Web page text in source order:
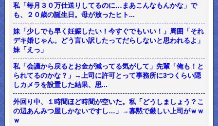
私「毎月３０万仕送りしてるのに…まあこんなもんかな」で
も、２０歳の誕生日。母が放ったヒト...
妹「少しでも早く妊娠したい！今すぐでもいい！」周囲「それ
デキ婚じゃん。どう言い訳したってだらしないと思われるよ」
妹「えっ」
私「会議から戻るとお金が減ってる気がして」先輩「俺も！と
られてるのかな？」→上司に許可とって事務所に3つくらい隠
しカメラを設置した結果、思...
外回り中、１時間ほど時間が空いた。私「どうしましょう？こ
の辺あんみつ屋しかないですし…」→寡黙で厳しい上司がｗｗ
ｗ